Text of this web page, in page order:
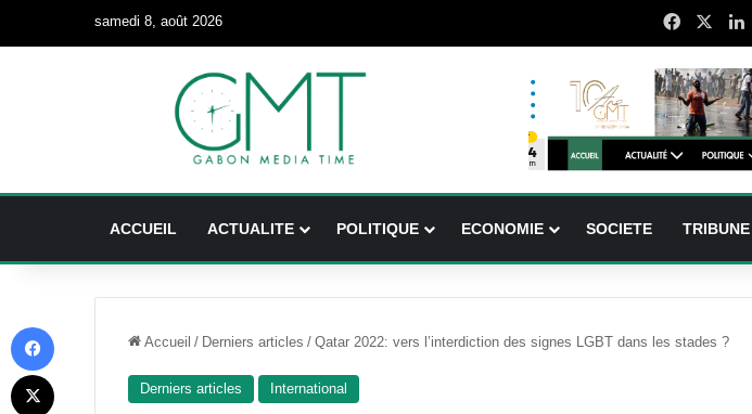
samedi 8, août 2026 Facebook
ACCUEIL ACTUALITE POLITIQUE ECONOMIE SOCIETE TRIBUNE
Accueil / Derniers articles / Qatar 2022: vers l’interdiction des signes LGBT dans les stades ?
Derniers articles International